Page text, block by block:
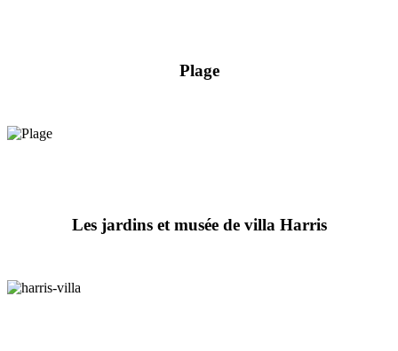
Plage
Les jardins et musée de villa Harris